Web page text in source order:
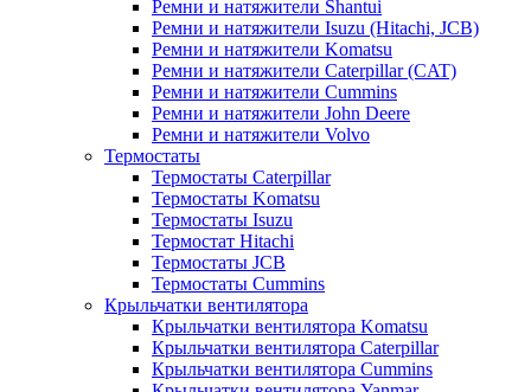
Ремни и натяжители Shantui
Ремни и натяжители Isuzu (Hitachi, JCB)
Ремни и натяжители Komatsu
Ремни и натяжители Caterpillar (CAT)
Ремни и натяжители Cummins
Ремни и натяжители John Deere
Ремни и натяжители Volvo
Термостаты
Термостаты Caterpillar
Термостаты Komatsu
Термостаты Isuzu
Термостат Hitachi
Термостаты JCB
Термостаты Cummins
Крыльчатки вентилятора
Крыльчатки вентилятора Komatsu
Крыльчатки вентилятора Caterpillar
Крыльчатки вентилятора Cummins